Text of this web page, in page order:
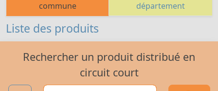
commune
département
Liste des produits
Rechercher un produit distribué en
circuit court